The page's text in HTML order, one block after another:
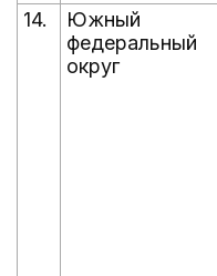
14.
Южный
федеральный
округ